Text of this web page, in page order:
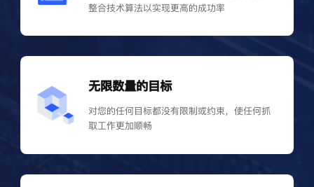
整合技术算法以实现更高的成功率
无限数量的目标
对您的任何目标都没有限制或约束，使任何抓
取工作更加顺畅